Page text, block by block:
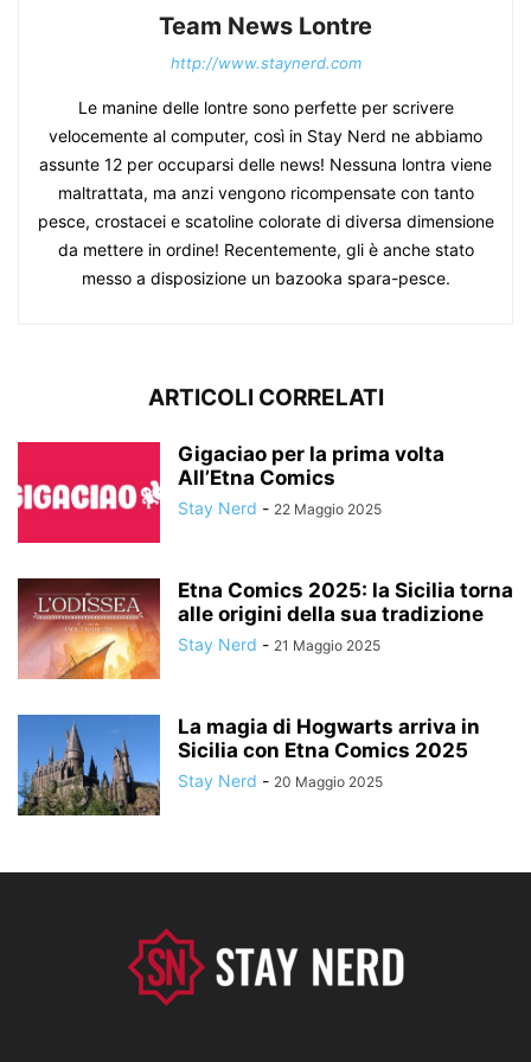
Team News Lontre
http://www.staynerd.com
Le manine delle lontre sono perfette per scrivere
velocemente al computer, così in Stay Nerd ne abbiamo
assunte 12 per occuparsi delle news! Nessuna lontra viene
maltrattata, ma anzi vengono ricompensate con tanto
pesce, crostacei e scatoline colorate di diversa dimensione
da mettere in ordine! Recentemente, gli è anche stato
messo a disposizione un bazooka spara-pesce.
ARTICOLI CORRELATI
Gigaciao per la prima volta
All’Etna Comics
Stay Nerd - 22 Maggio 2025
Etna Comics 2025: la Sicilia torna
alle origini della sua tradizione
Stay Nerd - 21 Maggio 2025
La magia di Hogwarts arriva in
Sicilia con Etna Comics 2025
Stay Nerd - 20 Maggio 2025